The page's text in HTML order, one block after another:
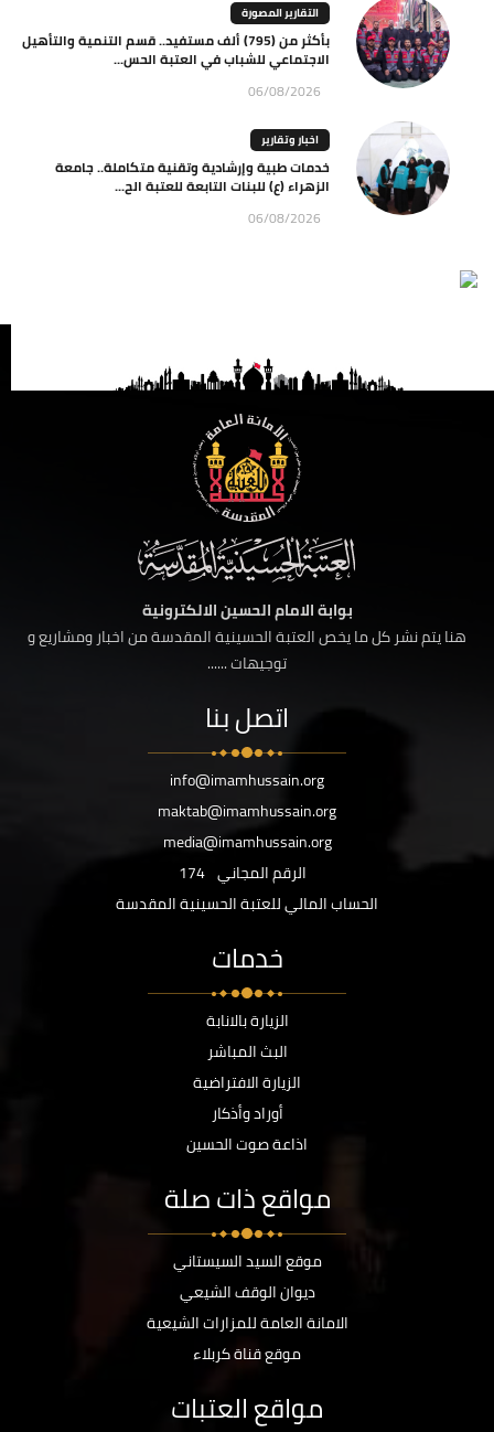
التقارير المصورة
بأكثر من (795) ألف مستفيد.. قسم التنمية والتأهيل
الاجتماعي للشباب في العتبة الحس...
06/08/2026
اخبار وتقارير
خدمات طبية وإرشادية وتقنية متكاملة.. جامعة
الزهراء (ع) للبنات التابعة للعتبة الح...
06/08/2026
بوابة الامام الحسين الالكترونية
هنا يتم نشر كل ما يخص العتبة الحسينية المقدسة من اخبار ومشاريع و
توجيهات ......
اتصل بنا
info@imamhussain.org
maktab@imamhussain.org
media@imamhussain.org
الرقم المجاني 174
الحساب المالي للعتبة الحسينية المقدسة
خدمات
الزيارة بالانابة
البث المباشر
الزيارة الافتراضية
أوراد وأذكار
اذاعة صوت الحسين
مواقع ذات صلة
موقع السيد السيستاني
ديوان الوقف الشيعي
الامانة العامة للمزارات الشيعية
موقع قناة كربلاء
مواقع العتبات